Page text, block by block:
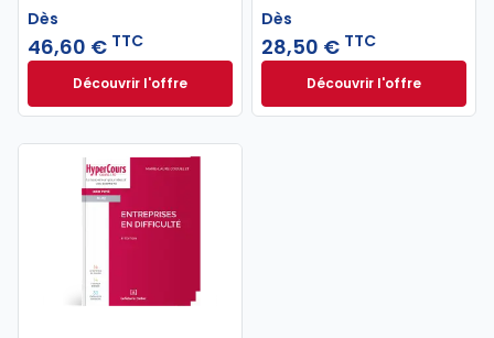
Dès
46,60 € TTC
Découvrir l'offreLe guide pénal 2026. 27e éd. à partir de
Dès
Dès
28,50 € TTC
Découvrir l'offre
Droit
Dès